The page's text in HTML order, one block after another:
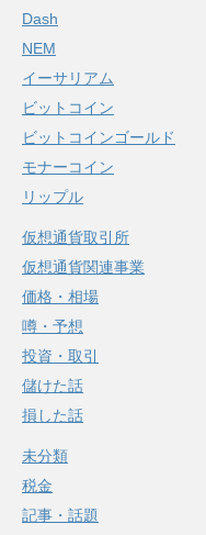
Dash
NEM
イーサリアム
ビットコイン
ビットコインゴールド
モナーコイン
リップル
仮想通貨取引所
仮想通貨関連事業
価格・相場
噂・予想
投資・取引
儲けた話
損した話
未分類
税金
記事・話題